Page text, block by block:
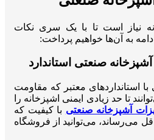
نیاز است تا با یک سری نکات
به آن‌ها خواهیم پرداخت:
با استانداردهای معتبر که مقاومت
تا حد زیادی ایمنی اشپزخانه را
آشپزخانه صنعتی با کیفیت که
می‌رساند، می‌توانید از فروشگاه